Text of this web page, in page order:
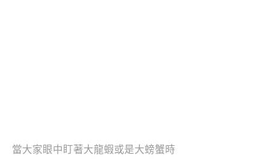
當大家眼中盯著大龍蝦或是大螃蟹時